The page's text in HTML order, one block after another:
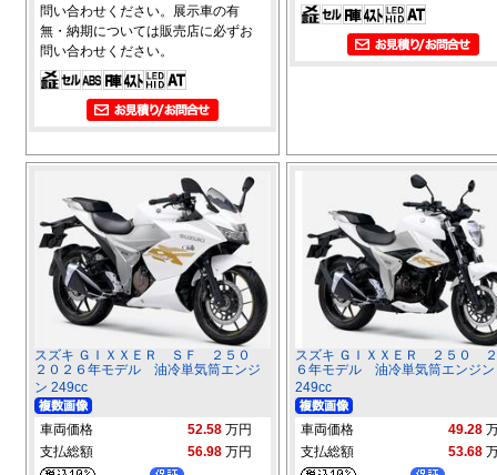
問い合わせください。展示車の有
無・納期については販売店に必ずお
問い合わせください。
スズキ ＧＩＸＸＥＲ ＳＦ ２５０
２０２６年モデル 油冷単気筒エンジ
ン 249cc
車両価格 52.58 万円
支払総額
56.98 万円
スズキ ＧＩＸＸＥＲ ２５０
６年モデル 油冷単気筒エンジン
249cc
車両価格 49.28
支払総額
53.68